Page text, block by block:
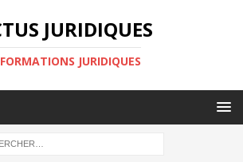
JURIDIQUES
JURIDIQUES